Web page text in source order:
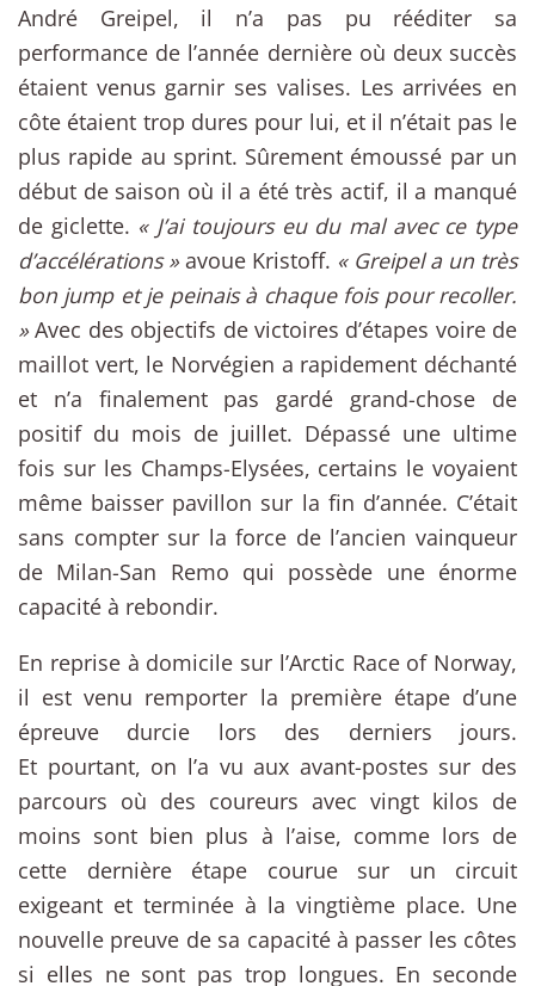
André Greipel, il n’a pas pu rééditer sa
performance de l’année dernière où deux succès
étaient venus garnir ses valises. Les arrivées en
côte étaient trop dures pour lui, et il n’était pas le
plus rapide au sprint. Sûrement émoussé par un
début de saison où il a été très actif, il a manqué
de giclette. « J’ai toujours eu du mal avec ce type
d’accélérations » avoue Kristoff. « Greipel a un très
bon jump et je peinais à chaque fois pour recoller.
» Avec des objectifs de victoires d’étapes voire de
maillot vert, le Norvégien a rapidement déchanté
et n’a finalement pas gardé grand-chose de
positif du mois de juillet. Dépassé une ultime
fois sur les Champs-Elysées, certains le voyaient
même baisser pavillon sur la fin d’année. C’était
sans compter sur la force de l’ancien vainqueur
de Milan-San Remo qui possède une énorme
capacité à rebondir.
En reprise à domicile sur l’Arctic Race of Norway,
il est venu remporter la première étape d’une
épreuve durcie lors des derniers jours.
Et pourtant, on l’a vu aux avant-postes sur des
parcours où des coureurs avec vingt kilos de
moins sont bien plus à l’aise, comme lors de
cette dernière étape courue sur un circuit
exigeant et terminée à la vingtième place. Une
nouvelle preuve de sa capacité à passer les côtes
si elles ne sont pas trop longues. En seconde